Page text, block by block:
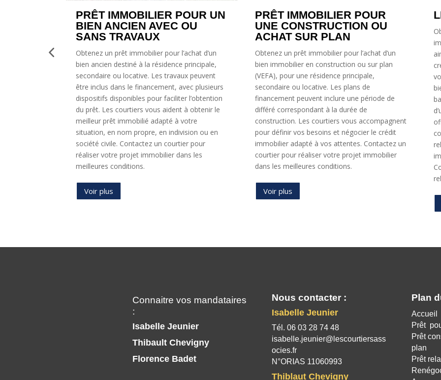
PRÊT IMMOBILIER POUR
UNE CONSTRUCTION OU
ACHAT SUR PLAN
Obtenez un prêt immobilier pour l’achat d’un
bien immobilier en construction ou sur plan
(VEFA), pour une résidence principale,
secondaire ou locative. Les plans de
financement peuvent inclure une période de
différé correspondant à la durée de
construction. Les courtiers vous accompagnent
pour définir vos besoins et négocier le crédit
immobilier adapté à vos attentes. Contactez un
courtier pour réaliser votre projet immobilier
dans les meilleures conditions.
Voir plus
LE PRÊT RELAIS
Obtenez un prêt relais pour acquérir un bien
immobilier avant de vendre le vôtre, évitant
ainsi des déménagements inutiles. Ce type de
crédit vous permet d’obtenir un capital que
vous rembourserez lors de la vente de votre
bien immobilier. Il existe de nombreuses offres
bancaires pour le prêt relais, nécessitant l’aide
d’un courtier pour comparer les différentes
offres. Les courtiers vous expliqueront les
coûts, les contraintes et les avantages du prêt
relais, ainsi que la faisabilité en cas de prêt
immobilier restant sur le bien à vendre.
Contactez un courtier pour obtenir un prêt
si
Connaitre vos mandataires
:
Isabelle Jeunier
Thibault Chevigny
Florence Badet
Nous contacter :
Isabelle Jeunier
Tél. 06 03 28 74 48
isabelle.jeunier@lescourtiersass
ocies.fr
N°ORIAS 11060993
Thiblaut Chevigny
Plan
Accueil
Prêt
Prêt
plan
Prêt